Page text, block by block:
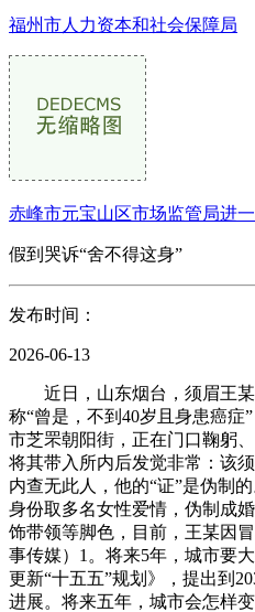
福州市人力资本和社会保障局
赤峰市元宝山区市场监管局进
假到哭诉“舍不得这身”
发布时间：
2026-06-13
近日，山东烟台，须眉王某
称“曾是，不到40岁且身患癌症
市芝罘朝阳街，正在门口鞠躬
将其带入所内后发觉非常：该
内查无此人，他的“证”是伪制
身份取多名女性爱情，伪制成
饰带领等脚色，目前，王某因
事传媒）1。将来5年，城市要
更新“十五五”规划》，提出到
进展。将来五年，城市会怎样